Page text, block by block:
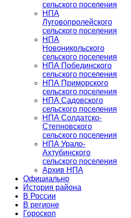
сельского поселения
НПА
Луговопролейского
сельского поселения
НПА
Новоникольского
сельского поселения
НПА Побединского
сельского поселения
НПА Приморского
сельского поселения
НПА Садовского
сельского поселения
НПА Солдатско-
Степновского
сельского поселения
НПА Урало-
Ахтубинского
сельского поселения
Архив НПА
Официально
История района
В России
В регионе
Гороскоп